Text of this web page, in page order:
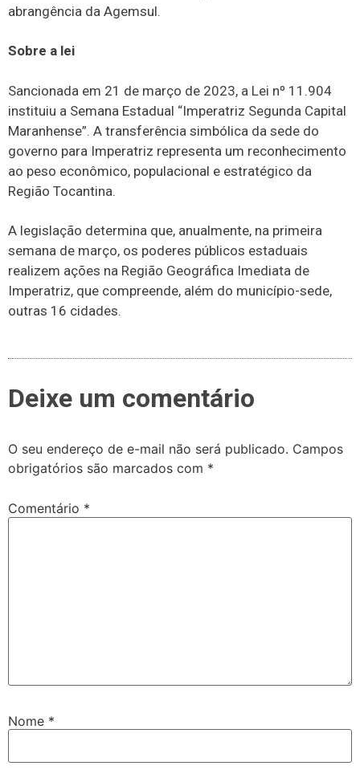
abrangência da Agemsul.
Sobre a lei
Sancionada em 21 de março de 2023, a Lei nº 11.904
instituiu a Semana Estadual “Imperatriz Segunda Capital
Maranhense”. A transferência simbólica da sede do
governo para Imperatriz representa um reconhecimento
ao peso econômico, populacional e estratégico da
Região Tocantina.
A legislação determina que, anualmente, na primeira
semana de março, os poderes públicos estaduais
realizem ações na Região Geográfica Imediata de
Imperatriz, que compreende, além do município-sede,
outras 16 cidades.
Deixe um comentário
O seu endereço de e-mail não será publicado. Campos
obrigatórios são marcados com *
Comentário *
Nome *